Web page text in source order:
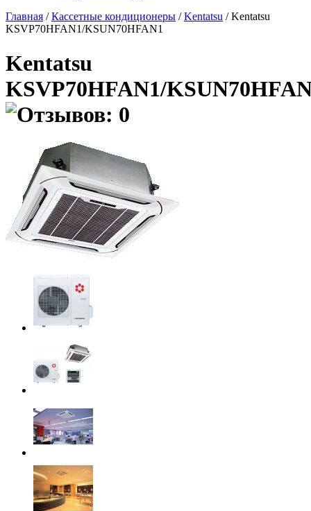
Главная /Кассетные кондиционеры /Kentatsu / Kentatsu
KSVP70HFAN1/KSUN70HFAN1
Kentatsu
KSVP70HFAN1/